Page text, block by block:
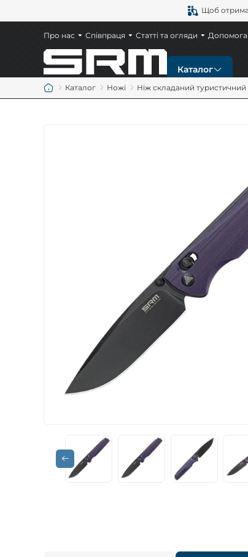
Щоб
Каталог
Мисливські
Ножі EDC
Про нас Співпраця Статті та огляди Допомога
Каталог Ножі Ніж складаний туристичний